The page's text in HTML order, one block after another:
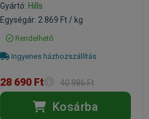
Gyártó: Hills
Egységár: 2 869 Ft / kg
Rendelhető
Ingyenes házhozszállítás
28 690 Ft 40 986 Ft
Kosárba